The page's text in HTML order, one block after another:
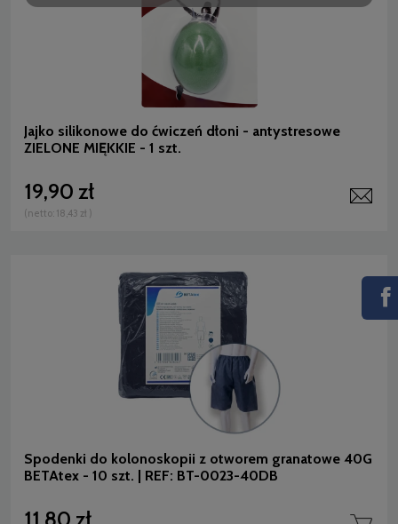
Jajko silikonowe do ćwiczeń dłoni - antystresowe
ZIELONE MIĘKKIE - 1 szt.
19,90 zł
(netto: 18,43 zł )
Spodenki do kolonoskopii z otworem granatowe 40G
BETAtex - 10 szt. | REF: BT-0023-40DB